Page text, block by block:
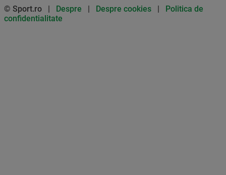
© Sport.ro | Despre | Despre cookies | Politica de
confidentialitate